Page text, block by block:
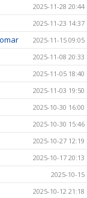
2025-11-28 20:44
2025-11-23 14:37
2025-11-15 09:05
2025-11-08 20:33
2025-11-05 18:40
2025-11-03 19:50
2025-10-30 16:00
2025-10-30 15:46
2025-10-27 12:19
2025-10-17 20:13
2025-10-15
2025-10-12 21:18